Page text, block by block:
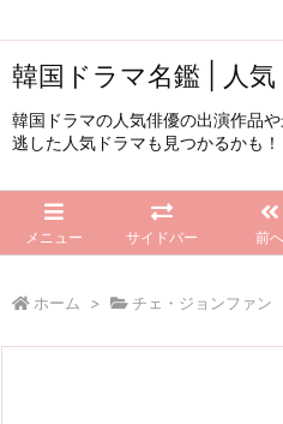
韓国ドラマ名鑑 | 人
韓国ドラマの人気俳優の出演作品
逃した人気ドラマも見つかるかも！
メニュー サイドバー 前へ
ホーム > チェ・ジョンファン